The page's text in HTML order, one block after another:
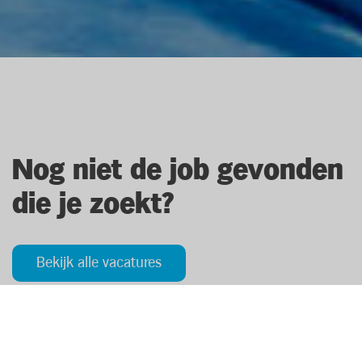
Nog niet de job gevonden
die je zoekt?
Bekijk alle vacatures